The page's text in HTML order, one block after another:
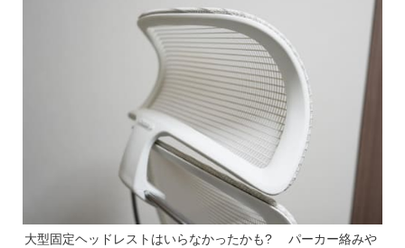
大型固定ヘッドレストはいらなかったかも? パーカー絡みや